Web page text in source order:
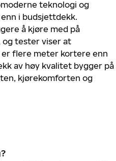
teknologi og
i budsjettdekk.
å kjøre med på
tester viser at
er flere meter kortere enn
av høy kvalitet bygger på
kjørekomforten og